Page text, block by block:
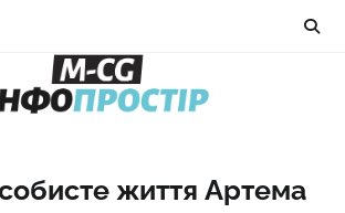
життя Артема